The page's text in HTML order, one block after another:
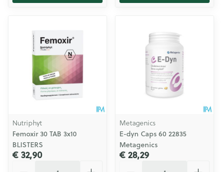
Nutriphyt
Femoxir 30 TAB 3x10
BLISTERS
€ 32,90
Metagenics
E-dyn Caps 60 22835
Metagenics
€ 28,29